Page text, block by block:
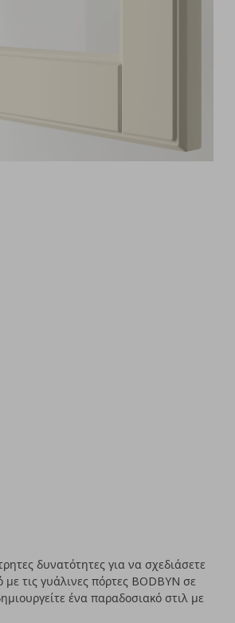
δυνατότητες για να σχεδιάσετε
τις γυάλινες πόρτες BODBYN σε
ένα παραδοσιακό στιλ με